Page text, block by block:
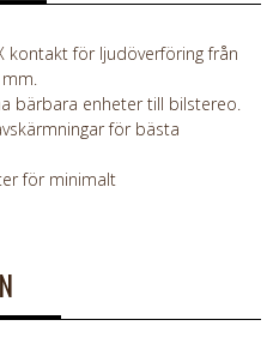
kontakt för ljudöverföring från
bärbara enheter till bilstereo.
för bästa
för minimalt